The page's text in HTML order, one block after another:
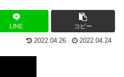
LINE コピー
2022.04.26 2022.04.24